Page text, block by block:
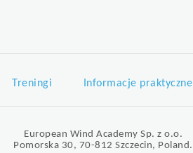
Treningi Informacje praktyczne
European Wind Academy Sp. z o.o.
Pomorska 30, 70-812 Szczecin, Poland.